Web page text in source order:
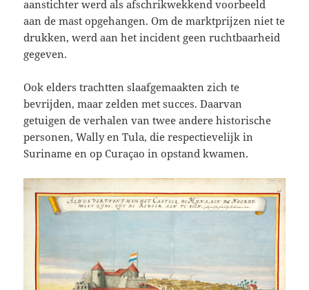
aanstichter werd als afschrikwekkend voorbeeld
aan de mast opgehangen. Om de marktprijzen niet te
drukken, werd aan het incident geen ruchtbaarheid
gegeven.
Ook elders trachtten slaafgemaakten zich te
bevrijden, maar zelden met succes. Daarvan
getuigen de verhalen van twee andere historische
personen, Wally en Tula, die respectievelijk in
Suriname en op Curaçao in opstand kwamen.